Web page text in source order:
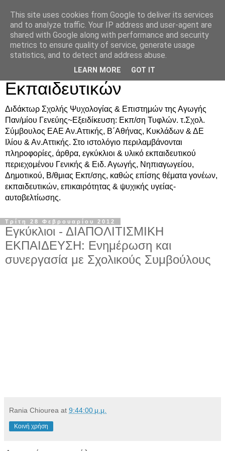
Δρ. Ράνια Χιουρέα-
Συμβουλευτική &
Υποστήριξη Γονέων &
Εκπαιδευτικών
Διδάκτωρ Σχολής Ψυχολογίας & Επιστημών της Αγωγής
Παν/μίου Γενεύης~Εξειδίκευση: Εκπ/ση Τυφλών. τ.Σχολ.
Σύμβουλος ΕΑΕ Αν.Αττικής, Β΄Αθήνας, Κυκλάδων & ΔΕ
Ιλίου & Αν.Αττικής. Στο ιστολόγιο περιλαμβάνονται
πληροφορίες, άρθρα, εγκύκλιοι & υλικό εκπαιδευτικού
περιεχομένου Γενικής & Ειδ. Αγωγής, Νηπιαγωγείου,
Δημοτικού, Β/θμιας Εκπ/σης, καθώς επίσης θέματα γονέων,
εκπαιδευτικών, επικαιρότητας & ψυχικής υγείας-
αυτοβελτίωσης.
Τρίτη 28 Φεβρουαρίου 2012
Εγκύκλιοι - ΔΙΑΠΟΛΙΤΙΣΜΙΚΗ
ΕΚΠΑΙΔΕΥΣΗ: Ενημέρωση και
συνεργασία με Σχολικούς Συμβούλους
Rania Chiourea at 9:44:00 μ.μ.
Κοινή χρήση
This site uses cookies from Google to deliver its services
and to analyze traffic. Your IP address and user-agent are
shared with Google along with performance and security
metrics to ensure quality of service, generate usage
statistics, and to detect and address abuse.
LEARN MORE GOT IT